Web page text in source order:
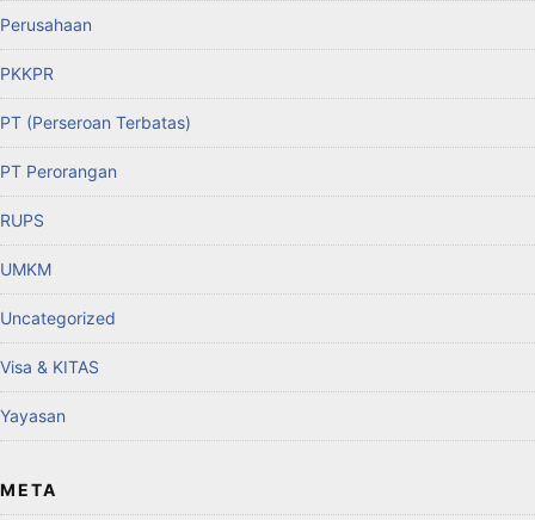
Perusahaan
PKKPR
PT (Perseroan Terbatas)
PT Perorangan
RUPS
UMKM
Uncategorized
Visa & KITAS
Yayasan
META